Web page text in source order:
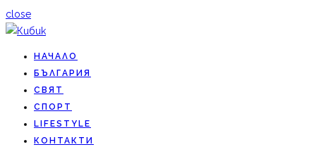
close
НАЧАЛО
БЪЛГАРИЯ
СВЯТ
СПОРТ
LIFESTYLE
КОНТАКТИ